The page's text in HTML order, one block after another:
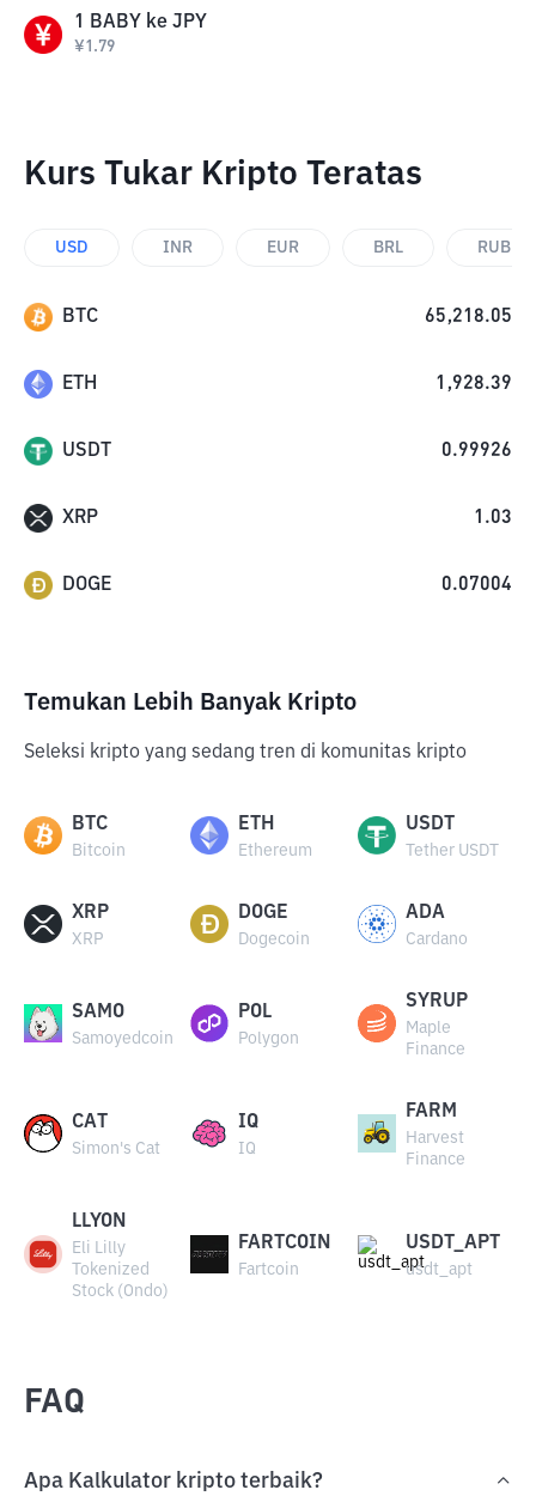
1 BABY ke JPY
¥1.79
Kurs Tukar Kripto Teratas
USD INR EUR BRL RUB
BTC 65,218.05
ETH 1,928.39
USDT 0.99926
XRP 1.03
DOGE 0.07004
Temukan Lebih Banyak Kripto
Seleksi kripto yang sedang tren di komunitas kripto
BTC
Bitcoin
ETH
Ethereum
USDT
Tether USDT
XRP
XRP
DOGE
Dogecoin
ADA
Cardano
SAMO
Samoyedcoin
POL
Polygon
SYRUP
Maple
Finance
CAT
Simon's Cat
IQ
IQ
FARM
Harvest
Finance
LLYON
Eli Lilly
Tokenized
Stock (Ondo)
FARTCOIN
Fartcoin
USDT_APT
usdt_apt
FAQ
Apa Kalkulator kripto terbaik?